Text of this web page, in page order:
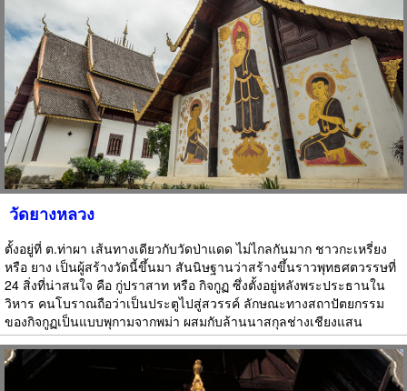
วัดยางหลวง
ตั้งอยู่ที่ ต.ท่าผา เส้นทางเดียวกับวัดป่าแดด ไม่ไกลกันมาก ชาวกะเหรี่ยง
หรือ ยาง เป็นผู้สร้างวัดนี้ขึ้นมา สันนิษฐานว่าสร้างขึ้นราวพุทธศตวรรษที่
24 สิ่งที่น่าสนใจ คือ กู่ปราสาท หรือ กิจกูฏ ซึ่งตั้งอยู่หลังพระประธานใน
วิหาร คนโบราณถือว่าเป็นประตูไปสู่สวรรค์ ลักษณะทางสถาปัตยกรรม
ของกิจกูฏเป็นแบบพุกามจากพม่า ผสมกับล้านนาสกุลช่างเชียงแสน